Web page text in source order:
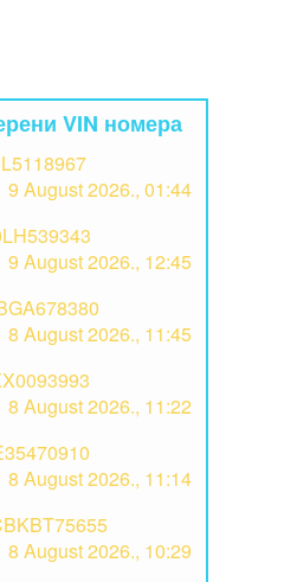
VIN номера
9 August 2026., 01:44
9 August 2026., 12:45
8 August 2026., 11:45
8 August 2026., 11:22
8 August 2026., 11:14
8 August 2026., 10:29